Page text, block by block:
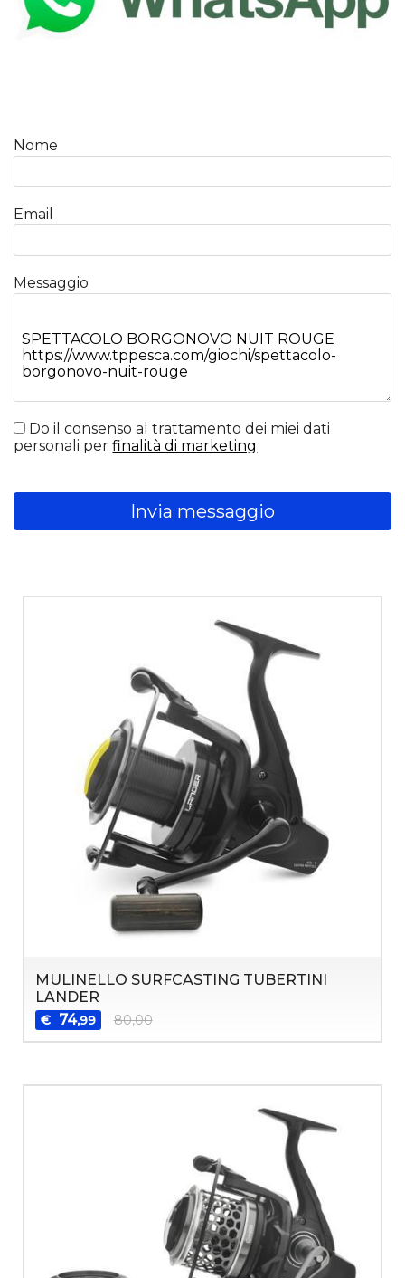
Nome
Email
Messaggio
Do il consenso al trattamento dei miei dati
personali perfinalità di marketing
Invia messaggio
MULINELLO SURFCASTING TUBERTINI
LANDER
€ 74,99 80,00